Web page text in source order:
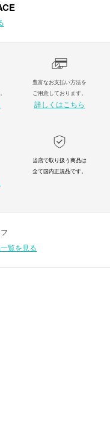
豊富なお支払い方法を
ご用意しております。
詳しくはこちら
当店で取り扱う商品は
全て国内正規品です。
覧を見る